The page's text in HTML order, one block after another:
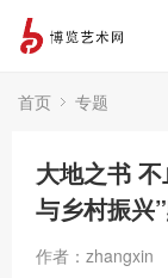
首页 专题
大地之书
与乡村振兴
作者：zhangxin